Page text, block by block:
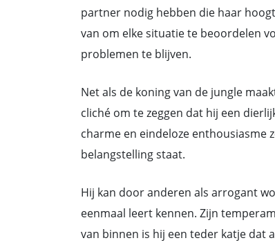
partner nodig hebben die haar
van om elke situatie te beoordelen
problemen te blijven.
Net als de koning van de jungle
cliché om te zeggen dat hij een
charme en eindeloze
belangstelling staat.
Hij kan door anderen als arrogant
eenmaal leert kennen. Zijn
van binnen is hij een teder katje dat